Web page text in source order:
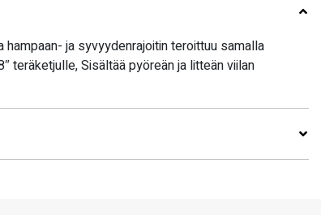
hampaan- ja syvyydenrajoitin teroittuu samalla
teräketjulle, Sisältää pyöreän ja litteän viilan